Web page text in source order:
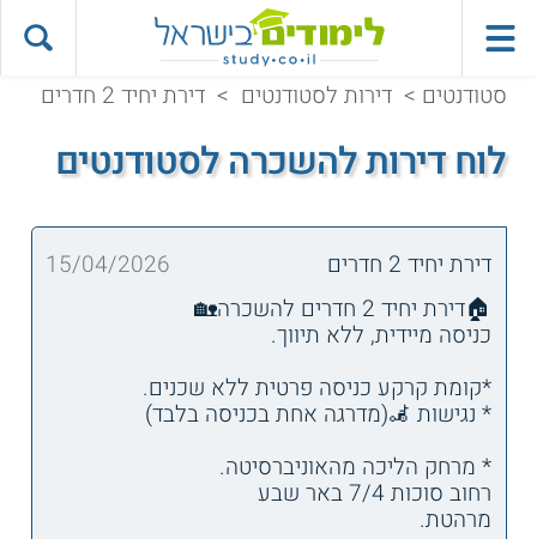
סטודנטים > דירות לסטודנטים > דירת יחיד 2 חדרים
לוח דירות להשכרה לסטודנטים
דירת יחיד 2 חדרים
15/04/2026
🏠דירת יחיד 2 חדרים להשכרה🏡
כניסה מיידית, ללא תיווך.
*קומת קרקע כניסה פרטית ללא שכנים.
* נגישות 🦼(מדרגה אחת בכניסה בלבד)
* מרחק הליכה מהאוניברסיטה.
רחוב סוכות 7/4 באר שבע
מרהטת.